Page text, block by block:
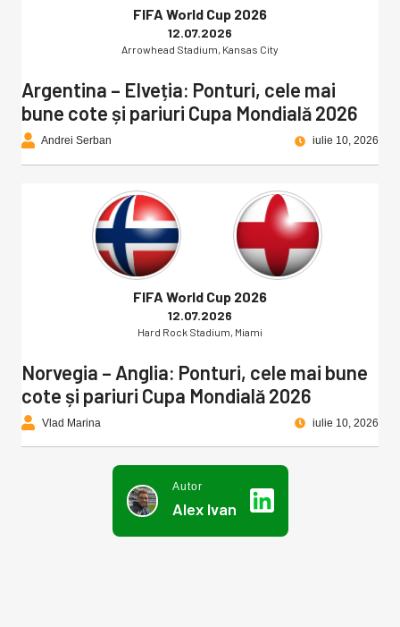
FIFA World Cup 2026
12.07.2026
Arrowhead Stadium, Kansas City
Argentina – Elveția: Ponturi, cele mai
bune cote și pariuri Cupa Mondială 2026
Andrei Serban iulie 10, 2026
FIFA World Cup 2026
12.07.2026
Hard Rock Stadium, Miami
Norvegia – Anglia: Ponturi, cele mai bune
cote și pariuri Cupa Mondială 2026
Vlad Marina iulie 10, 2026
Autor
Alex Ivan